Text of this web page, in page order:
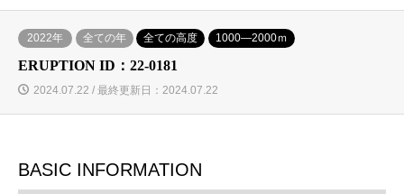
2022年 全ての年 全ての高度 1000―2000ｍ
ERUPTION ID：22-0181
2024.07.22 / 最終更新日：2024.07.22
BASIC INFORMATION